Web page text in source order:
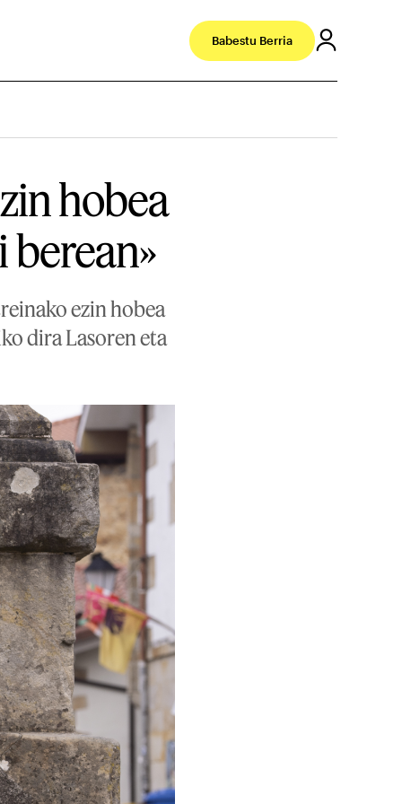
Babestu Berria
hobea
berean»
ezin hobea
dira Lasoren eta